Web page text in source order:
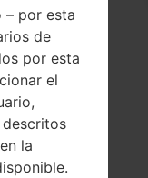
– por esta
de
por esta
el
la